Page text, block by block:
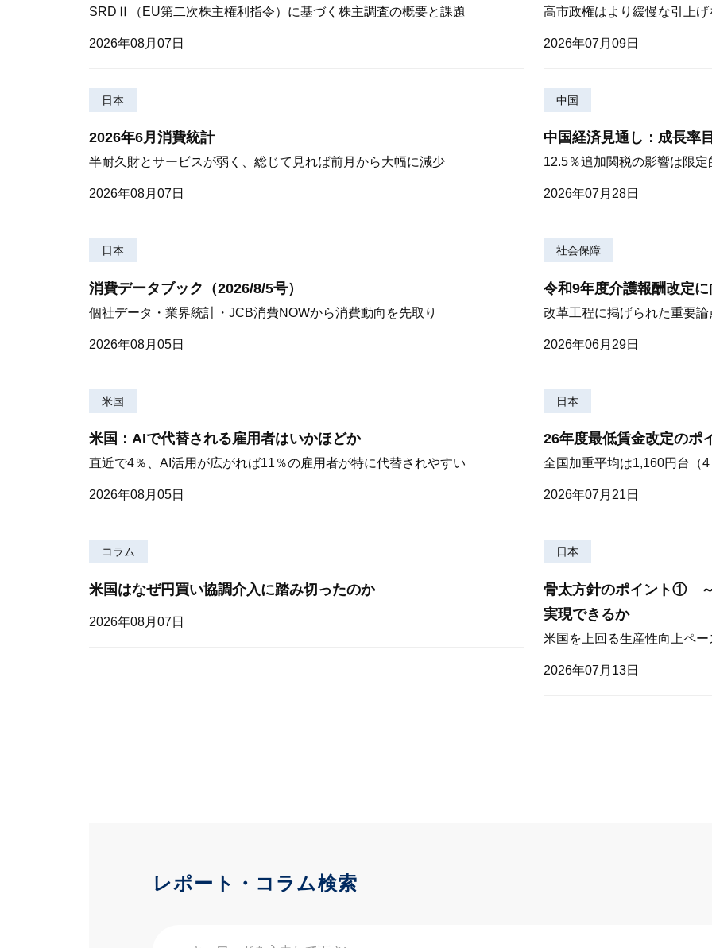
SRDⅡ（EU第二次株主権利指令）に基づく株主調査の概要と課題
2026年08月07日
日本
2026年6月消費統計
半耐久財とサービスが弱く、総じて見れば前月から大幅に減少
2026年08月07日
日本
消費データブック（2026/8/5号）
個社データ・業界統計・JCB消費NOWから消費動向を先取り
2026年08月05日
米国
米国：AIで代替される雇用者はいかほどか
直近で4％、AI活用が広がれば11％の雇用者が特に代替されやすい
2026年08月05日
コラム
米国はなぜ円買い協調介入に踏み切ったのか
2026年08月07日
高市政権はより緩慢な引上
2026年07月09日
中国
中国経済見通し：成長率
12.5％追加関税の影響は限
2026年07月28日
社会保障
令和9年度介護報酬改定
改革工程に掲げられた重要
2026年06月29日
日本
26年度最低賃金改定のポ
全国加重平均は1,160円台（
2026年07月21日
日本
骨太方針のポイント① ～
実現できるか
米国を上回る生産性向上ペ
2026年07月13日
レポート・コラム検索